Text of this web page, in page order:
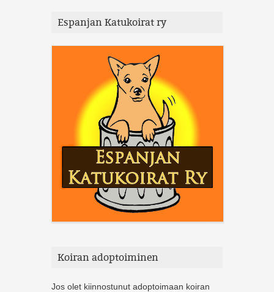
Espanjan Katukoirat ry
Koiran adoptoiminen
Jos olet kiinnostunut adoptoimaan koiran